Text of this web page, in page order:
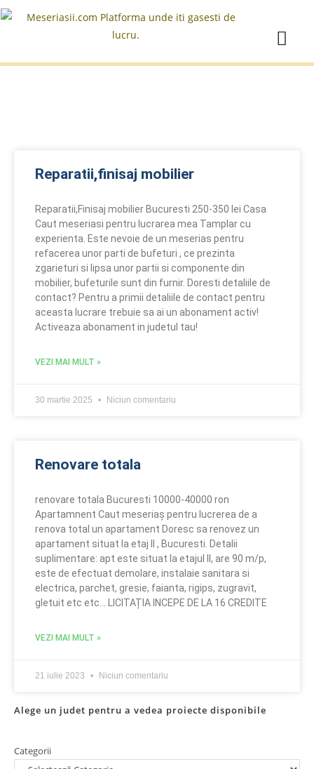
Reparatii,finisaj mobilier
Reparatii,Finisaj mobilier Bucuresti 250-350 lei Casa
Caut meseriasi pentru lucrarea mea Tamplar cu
experienta. Este nevoie de un meserias pentru
refacerea unor parti de bufeturi , ce prezinta
zgarieturi si lipsa unor partii si componente din
mobilier, bufeturile sunt din furnir. Doresti detaliile de
contact? Pentru a primii detaliile de contact pentru
aceasta lucrare trebuie sa ai un abonament activ!
Activeaza abonament in judetul tau!
VEZI MAI MULT »
30 martie 2025 Niciun comentariu
Renovare totala
renovare totala Bucuresti 10000-40000 ron
Apartamnent Caut meseriaș pentru lucrerea de a
renova total un apartament Doresc sa renovez un
apartament situat la etaj II , Bucuresti. Detalii
suplimentare: apt este situat la etajul II, are 90 m/p,
este de efectuat demolare, instalaie sanitara si
electrica, parchet, gresie, faianta, rigips, zugravit,
gletuit etc etc… LICITAȚIA INCEPE DE LA 16 CREDITE
VEZI MAI MULT »
21 iulie 2023 Niciun comentariu
Alege un judet pentru a vedea proiecte disponibile
Categorii